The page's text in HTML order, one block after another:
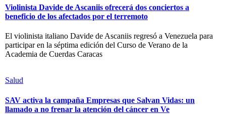
Violinista Davide de Ascaniis ofrecerá dos conciertos a
beneficio de los afectados por el terremoto
El violinista italiano Davide de Ascaniis regresó a Venezuela para
participar en la séptima edición del Curso de Verano de la
Academia de Cuerdas Caracas
Salud
SAV activa la campaña Empresas que Salvan Vidas: un
llamado a no frenar la atención del cáncer en Ve